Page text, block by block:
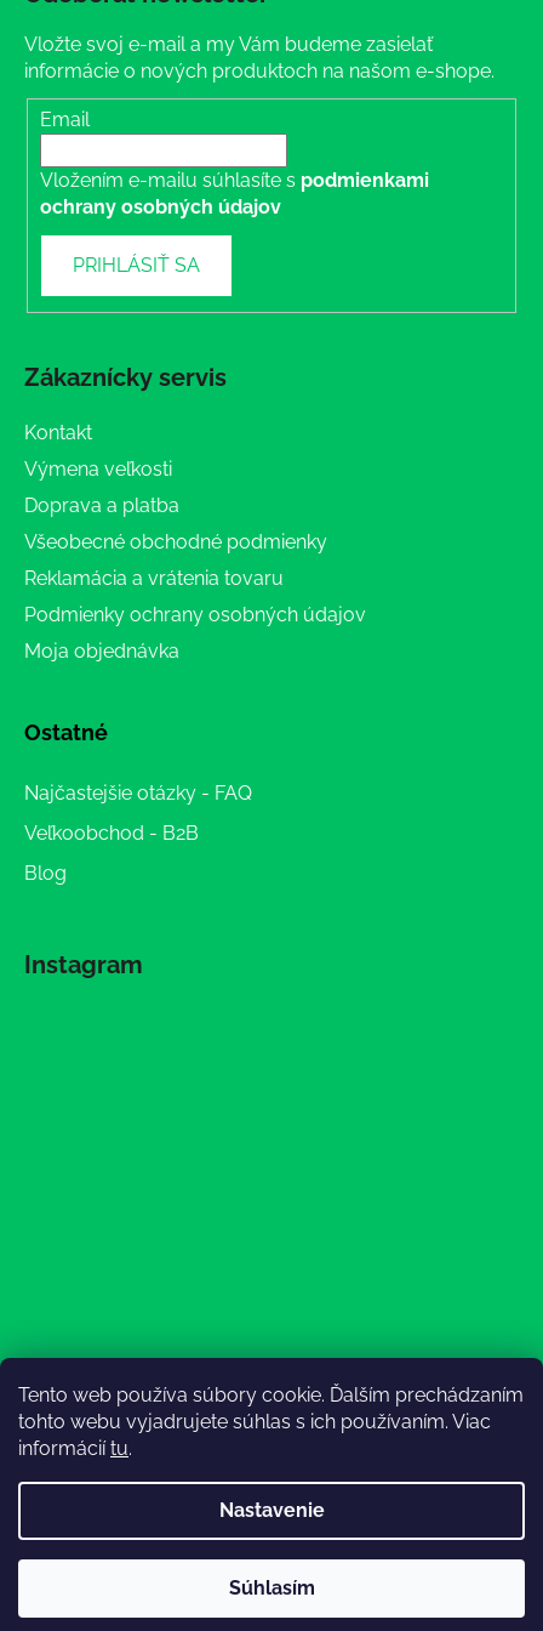
Tento web používa súbory cookie. Ďalším prechádzaním
tohto webu vyjadrujete súhlas s ich používaním. Viac
informáciítu.
Nastavenie
Súhlasím
nedostupná (na email reagujeme nonstop), expedícia ako
obvykle💚Ďakujeme, že ste s nami💚
Vložte svoj e-mail a my Vám budeme zasielať
informácie o nových produktoch na našom e-shope.
Email
Vložením e-mailu súhlasíte s podmienkami
ochrany osobných údajov
PRIHLÁSIŤ SA
Zákaznícky servis
Kontakt
Výmena veľkosti
Doprava a platba
Všeobecné obchodné podmienky
Reklamácia a vrátenia tovaru
Podmienky ochrany osobných údajov
Moja objednávka
Ostatné
Najčastejšie otázky - FAQ
Veľkoobchod - B2B
Blog
Instagram
Sledovať na Instagrame